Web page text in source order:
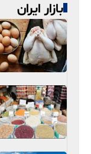
بازار ایران